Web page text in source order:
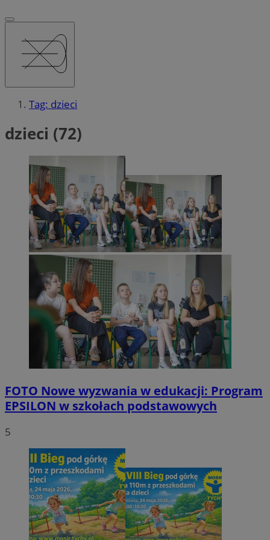
Tag: dzieci
dzieci (72)
FOTO Nowe wyzwania w edukacji: Program
EPSILON w szkołach podstawowych
5